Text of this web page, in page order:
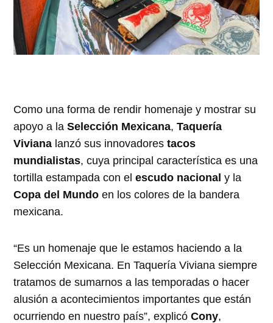
Como una forma de rendir homenaje y mostrar su
apoyo a laSelección Mexicana,Taquería
Viviana lanzó sus innovadorestacos
mundialistas, cuya principal característica es una
tortilla estampada con elescudo nacional y la
Copa del Mundo en los colores de la bandera
mexicana.
“Es un homenaje que le estamos haciendo a la
Selección Mexicana. En Taquería Viviana siempre
tratamos de sumarnos a las temporadas o hacer
alusión a acontecimientos importantes que están
ocurriendo en nuestro país”, explicóCony,